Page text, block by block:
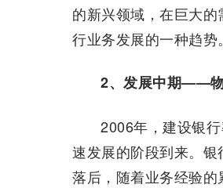
的新兴领域，在巨大
行业务发展的一种趋势。
2、发展中期——物
2006年，建设银
速发展的阶段到来。
落后，随着业务经验